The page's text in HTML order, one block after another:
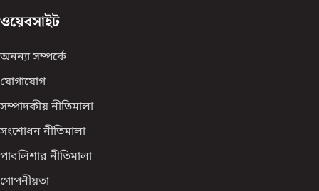
ওয়েবসাইট
অনন্যা সম্পর্কে
যোগাযোগ
সম্পাদকীয় নীতিমালা
সংশোধন নীতিমালা
পাবলিশার নীতিমালা
গোপনীয়তা